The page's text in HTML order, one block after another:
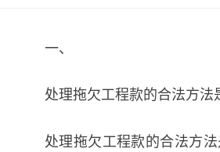
一、
处理拖欠工程款的合法方法
处理拖欠工程款的合法方